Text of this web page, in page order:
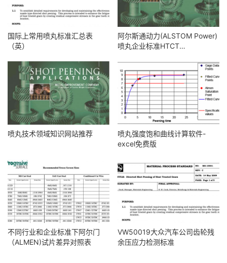
国际上常用喷丸标准汇总表
（英）
阿尔斯通动力(ALSTOM Power)
喷丸企业标准HTCT
喷丸技术领域知识网站推荐
喷丸强度饱和曲线计算软件-
excel免费版
不同行业和企业标准下阿尔门
（ALMEN)试片差异对照表
VW50019大众汽车公司齿轮残
余压应力检测标准